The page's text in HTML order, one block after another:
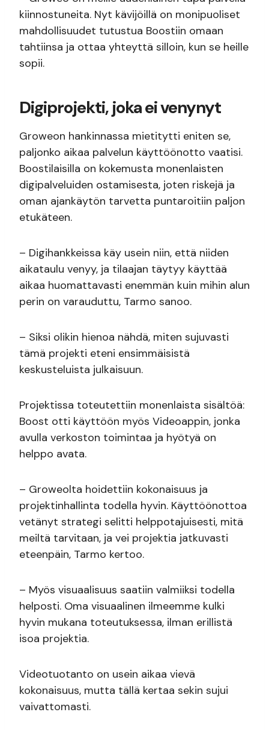
kiinnostuneita. Nyt kävijöillä on monipuoliset
mahdollisuudet tutustua Boostiin omaan
tahtiinsa ja ottaa yhteyttä silloin, kun se heille
sopii.
Digiprojekti, joka ei venynyt
Groweon hankinnassa mietitytti eniten se,
paljonko aikaa palvelun käyttöönotto vaatisi.
Boostilaisilla on kokemusta monenlaisten
digipalveluiden ostamisesta, joten riskejä ja
oman ajankäytön tarvetta puntaroitiin paljon
etukäteen.
– Digihankkeissa käy usein niin, että niiden
aikataulu venyy, ja tilaajan täytyy käyttää
aikaa huomattavasti enemmän kuin mihin alun
perin on varauduttu, Tarmo sanoo.
– Siksi olikin hienoa nähdä, miten sujuvasti
tämä projekti eteni ensimmäisistä
keskusteluista julkaisuun.
Projektissa toteutettiin monenlaista sisältöä:
Boost otti käyttöön myös Videoappin, jonka
avulla verkoston toimintaa ja hyötyä on
helppo avata.
– Groweolta hoidettiin kokonaisuus ja
projektinhallinta todella hyvin. Käyttöönottoa
vetänyt strategi selitti helppotajuisesti, mitä
meiltä tarvitaan, ja vei projektia jatkuvasti
eteenpäin, Tarmo kertoo.
– Myös visuaalisuus saatiin valmiiksi todella
helposti. Oma visuaalinen ilmeemme kulki
hyvin mukana toteutuksessa, ilman erillistä
isoa projektia.
Videotuotanto on usein aikaa vievä
kokonaisuus, mutta tällä kertaa sekin sujui
vaivattomasti.